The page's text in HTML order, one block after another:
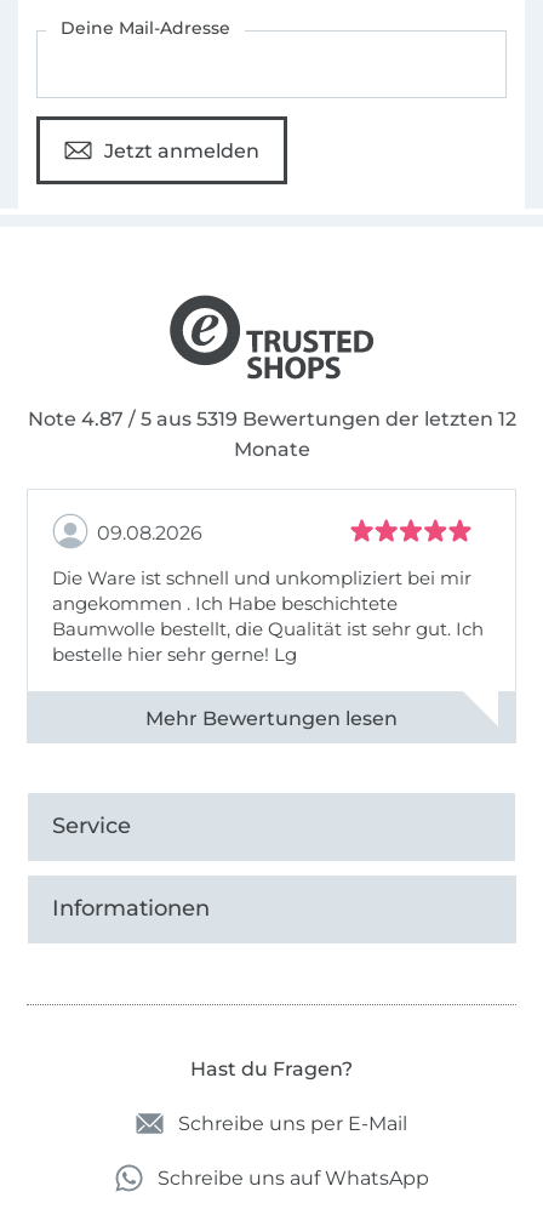
Deine Mail-Adresse
Jetzt anmelden
Note 4.87 / 5 aus 5319 Bewertungen der letzten 12
Monate
09.08.2026
Die Ware ist schnell und unkompliziert bei mir
angekommen . Ich Habe beschichtete
Baumwolle bestellt, die Qualität ist sehr gut. Ich
bestelle hier sehr gerne! Lg
Alle 83031 Bewertungen ansehen
Service
Informationen
Hast du Fragen?
Schreibe uns per E-Mail
Schreibe uns auf WhatsApp